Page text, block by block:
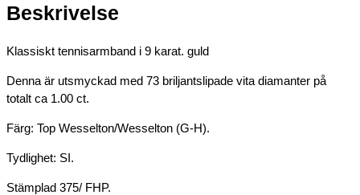
Beskrivelse
Klassiskt tennisarmband i 9 karat. guld
Denna är utsmyckad med 73 briljantslipade vita diamanter på
totalt ca 1.00 ct.
Färg: Top Wesselton/Wesselton (G-H).
Tydlighet: SI.
Stämplad 375/ FHP.